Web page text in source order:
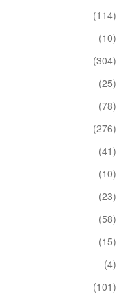
(114)
(10)
(304)
(25)
(78)
(276)
(41)
(10)
(23)
(58)
(15)
(4)
(101)